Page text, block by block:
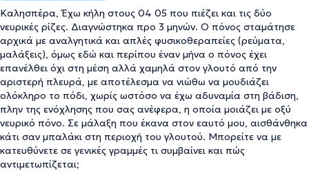
Καλησπέρα, Έχω κήλη στους 04 05 που πιέζει και τις δύο
νευρικές ρίζες. Διαγνώστηκα προ 3 μηνών. Ο πόνος σταμάτησε
αρχικά με αναλγητικά και απλές φυσικοθεραπείες (ρεύματα,
μαλάξεις), όμως εδώ και περίπου έναν μήνα ο πόνος έχει
επανέλθει όχι στη μέση αλλά χαμηλά στον γλουτό από την
αριστερή πλευρά, με αποτέλεσμα να νιώθω να μουδιάζει
ολόκληρο το πόδι, χωρίς ωστόσο να έχω αδυναμία στη βάδιση,
πλην της ενόχλησης που σας ανέφερα, η οποία μοιάζει με οξύ
νευρικό πόνο. Σε μάλαξη που έκανα στον εαυτό μου, αισθάνθηκα
κάτι σαν μπαλάκι στη περιοχή του γλουτού. Μπορείτε να με
κατευθύνετε σε γενικές γραμμές τι συμβαίνει και πώς
αντιμετωπίζεται;